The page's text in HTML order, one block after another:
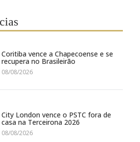
Coritiba vence a Chapecoense e se
recupera no Brasileirão
08/08/2026
City London vence o PSTC fora de
casa na Terceirona 2026
08/08/2026